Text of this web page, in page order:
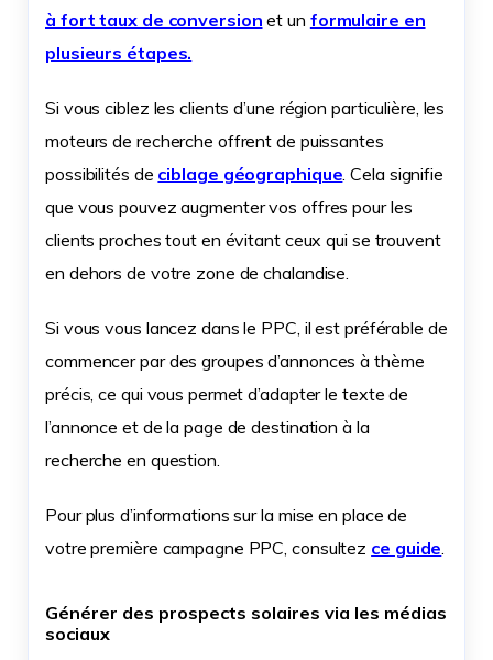
à fort taux de conversion et un formulaire en
plusieurs étapes.
Si vous ciblez les clients d’une région particulière, les
moteurs de recherche offrent de puissantes
possibilités de ciblage géographique. Cela signifie
que vous pouvez augmenter vos offres pour les
clients proches tout en évitant ceux qui se trouvent
en dehors de votre zone de chalandise.
Si vous vous lancez dans le PPC, il est préférable de
commencer par des groupes d’annonces à thème
précis, ce qui vous permet d’adapter le texte de
l’annonce et de la page de destination à la
recherche en question.
Pour plus d’informations sur la mise en place de
votre première campagne PPC, consultez ce guide.
Générer des prospects solaires via les médias
sociaux